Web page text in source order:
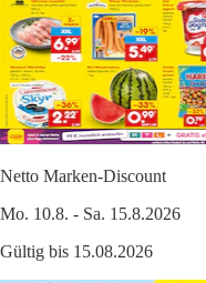
Netto Marken-Discount
Mo. 10.8. - Sa. 15.8.2026
Gültig bis 15.08.2026